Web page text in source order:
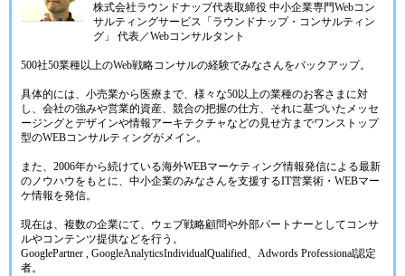
株式会社ラウンドナップ代表取締役 中小企業専門Webコン
サルティングサービス「ラウンドナップ・コンサルティン
グ」 代表／Webコンサルタント
500社50業種以上のWeb戦略コンサルの経験でみなさんをバックアップ。
具体的には、小売業から医療まで、様々な50以上の業種のお客さまに対
し、会社の強みや営業的資産、競合の把握の仕方、それに基づいたメッセ
ージングとデザインや情報アーキテクチャなどの見せ方までワンストップ
型のWEBコンサルティングがメイン。
また、2006年から続けている海外WEBマーケティング情報発信による最新
のノウハウをもとに、中小企業のみなさんを支援するIT営業術・WEBマー
ケ情報を発信。
現在は、複数の企業にて、ウェブ戦略顧問や外部パートナーとしてコンサ
ルやコンテンツ提供などを行う。
GooglePartner , GoogleAnalyticsIndividualQualified、Adwords Professional認定
者。